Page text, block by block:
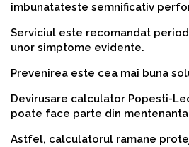
imbunatateste semnificativ
Serviciul este recomandat
unor simptome evidente.
Prevenirea este cea mai buna
Devirusare calculator Popesti-
poate face parte din
Astfel, calculatorul ramane